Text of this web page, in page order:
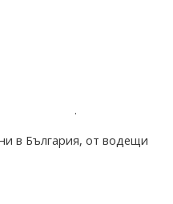
.
в България, от водещи